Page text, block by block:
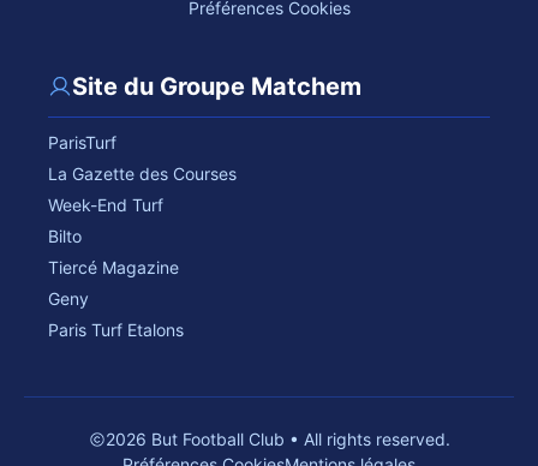
Préférences Cookies
Site du Groupe Matchem
ParisTurf
La Gazette des Courses
Week-End Turf
Bilto
Tiercé Magazine
Geny
Paris Turf Etalons
2026 But Football Club • All rights reserved.